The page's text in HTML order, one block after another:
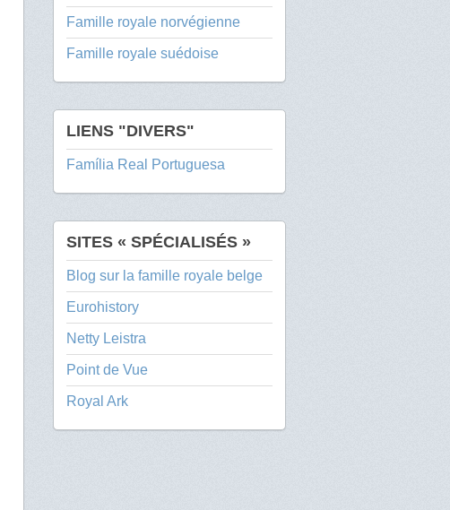
Famille royale norvégienne
Famille royale suédoise
LIENS "DIVERS"
Família Real Portuguesa
SITES « SPÉCIALISÉS »
Blog sur la famille royale belge
Eurohistory
Netty Leistra
Point de Vue
Royal Ark